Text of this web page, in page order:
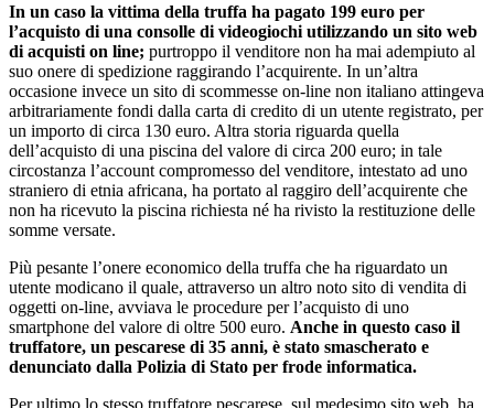
In un caso la vittima della truffa ha pagato 199 euro per
l’acquisto di una consolle di videogiochi utilizzando un sito web
di acquisti on line; purtroppo il venditore non ha mai adempiuto al
suo onere di spedizione raggirando l’acquirente. In un’altra
occasione invece un sito di scommesse on-line non italiano attingeva
arbitrariamente fondi dalla carta di credito di un utente registrato, per
un importo di circa 130 euro. Altra storia riguarda quella
dell’acquisto di una piscina del valore di circa 200 euro; in tale
circostanza l’account compromesso del venditore, intestato ad uno
straniero di etnia africana, ha portato al raggiro dell’acquirente che
non ha ricevuto la piscina richiesta né ha rivisto la restituzione delle
somme versate.
Più pesante l’onere economico della truffa che ha riguardato un
utente modicano il quale, attraverso un altro noto sito di vendita di
oggetti on-line, avviava le procedure per l’acquisto di uno
smartphone del valore di oltre 500 euro. Anche in questo caso il
truffatore, un pescarese di 35 anni, è stato smascherato e
denunciato dalla Polizia di Stato per frode informatica.
Per ultimo lo stesso truffatore pescarese, sul medesimo sito web, ha